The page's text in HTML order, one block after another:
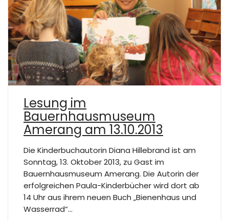
Lesung im
Bauernhausmuseum
Amerang am 13.10.2013
Die Kinderbuchautorin Diana Hillebrand ist am
Sonntag, 13. Oktober 2013, zu Gast im
Bauernhausmuseum Amerang. Die Autorin der
erfolgreichen Paula-Kinderbücher wird dort ab
14 Uhr aus ihrem neuen Buch „Bienenhaus und
Wasserrad“…